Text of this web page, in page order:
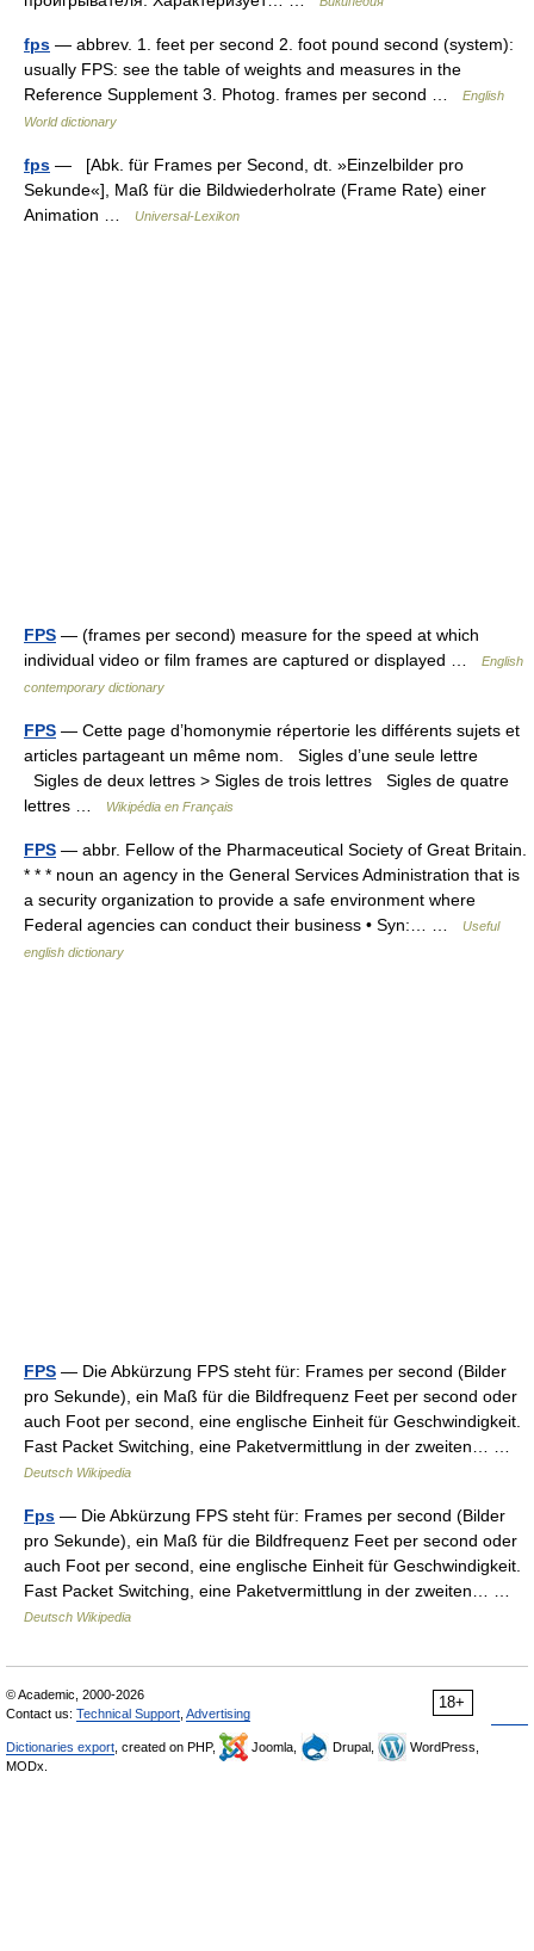
fps — abbrev. 1. feet per second 2. foot pound second (system):
usually FPS: see the table of weights and measures in the
Reference Supplement 3. Photog. frames per second …
English
World dictionary
fps — [Abk. für Frames per Second, dt. »Einzelbilder pro
Sekunde«], Maß für die Bildwiederholrate (Frame Rate) einer
Animation …
Universal-Lexikon
FPS — (frames per second) measure for the speed at which
individual video or film frames are captured or displayed …
English
contemporary dictionary
FPS — Cette page d’homonymie répertorie les différents sujets et
articles partageant un même nom. Sigles d’une seule lettre
Sigles de deux lettres > Sigles de trois lettres Sigles de quatre
lettres …
Wikipédia en Français
FPS — abbr. Fellow of the Pharmaceutical Society of Great Britain.
* * * noun an agency in the General Services Administration that is
a security organization to provide a safe environment where
Federal agencies can conduct their business • Syn:… …
Useful
english dictionary
FPS — Die Abkürzung FPS steht für: Frames per second (Bilder
pro Sekunde), ein Maß für die Bildfrequenz Feet per second oder
auch Foot per second, eine englische Einheit für Geschwindigkeit.
Fast Packet Switching, eine Paketvermittlung in der zweiten… …
Deutsch Wikipedia
Fps — Die Abkürzung FPS steht für: Frames per second (Bilder
pro Sekunde), ein Maß für die Bildfrequenz Feet per second oder
auch Foot per second, eine englische Einheit für Geschwindigkeit.
Fast Packet Switching, eine Paketvermittlung in der zweiten… …
Deutsch Wikipedia
18+
© Academic, 2000-2026
Contact us: Technical Support Advertising
Dictionaries export , created on PHP, Joomla, Drupal,
WordPress,
MODx.